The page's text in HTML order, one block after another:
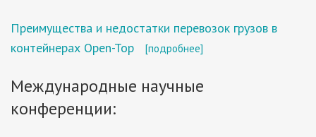
Преимущества и недостатки перевозок грузов в
контейнерах Open-Top
[подробнее]
Международные научные
конференции: